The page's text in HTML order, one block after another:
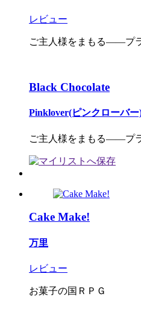
レビュー
ご主人様をまもる――プ
Black Chocolate
Pinklover(ピンクローバー
ご主人様をまもる――プ
Cake Make!
万里
レビュー
お菓子の国ＲＰＧ